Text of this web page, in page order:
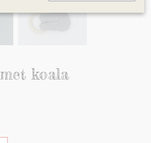
koala